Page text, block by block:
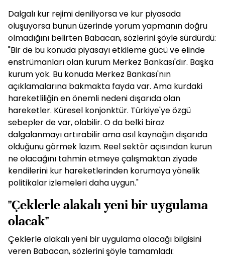
Dalgalı kur rejimi deniliyorsa ve kur piyasada
oluşuyorsa bunun üzerinde yorum yapmanın doğru
olmadığını belirten Babacan, sözlerini şöyle sürdürdü:
"Bir de bu konuda piyasayı etkileme gücü ve elinde
enstrümanları olan kurum Merkez Bankası'dır. Başka
kurum yok. Bu konuda Merkez Bankası'nın
açıklamalarına bakmakta fayda var. Ama kurdaki
hareketliliğin en önemli nedeni dışarıda olan
hareketler. Küresel konjonktür. Türkiye'ye özgü
sebepler de var, olabilir. O da belki biraz
dalgalanmayı artırabilir ama asıl kaynağın dışarıda
olduğunu görmek lazım. Reel sektör açısından kurun
ne olacağını tahmin etmeye çalışmaktan ziyade
kendilerini kur hareketlerinden korumaya yönelik
politikalar izlemeleri daha uygun."
"Çeklerle alakalı yeni bir uygulama
olacak"
Çeklerle alakalı yeni bir uygulama olacağı bilgisini
veren Babacan, sözlerini şöyle tamamladı: